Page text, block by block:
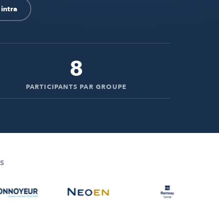
8
PARTICIPANTS PAR GROUPE